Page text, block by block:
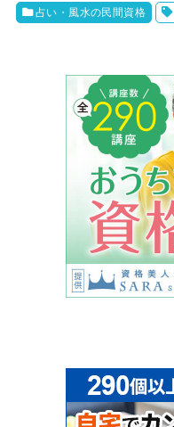
占い・風水の民間資格